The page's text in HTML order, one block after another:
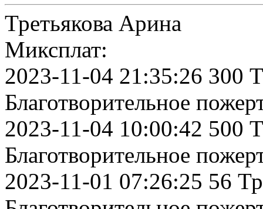
Третьякова Арина
Миксплат:
2023-11-04 21:35:26 300
Благотворительное
2023-11-04 10:00:42 500
Благотворительное
2023-11-01 07:26:25 56